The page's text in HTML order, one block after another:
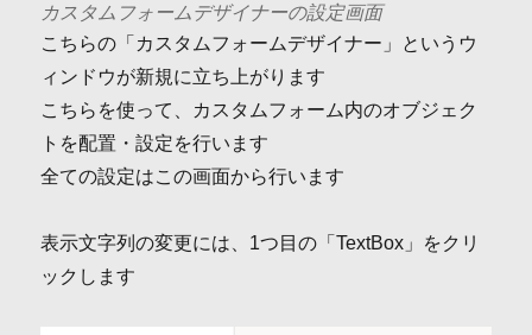
カスタムフォームデザイナーの設定画面
こちらの「カスタムフォームデザイナー」というウ
ィンドウが新規に立ち上がります
こちらを使って、カスタムフォーム内のオブジェク
トを配置・設定を行います
全ての設定はこの画面から行います
表示文字列の変更には、1つ目の「TextBox」をクリ
ックします